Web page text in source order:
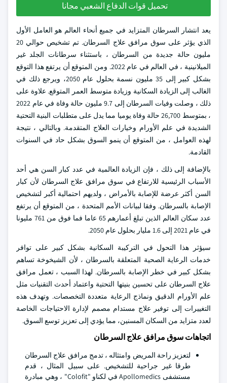
تحميل قوات الدفاع الشعبي مجانا
يعد انتشار السرطان المتزايد في جميع أنحاء العالم هو العامل الأول
الذي يؤثر على سوق مرافق علاج السرطان. تم تشخيص حوالي 20
مليون حالة جديدة من السرطان ، باستثناء سرطانات الجلد غير
الميلانينية ، في العالم في عام 2022. ومن المتوقع أن يرتفع هذا التوقع
بشكل كبير إلى 35 مليون نسمة بحلول عام 2050، ويرجع ذلك في
الغالب إلى الزيادة السكانية وزيادة متوسط العمر المتوقع. علاوة على
ذلك ، وصلت وفيات السرطان إلى 9.7 مليون حالة وفاة في عام 2022
، بمتوسط 26,700 حالة وفاة يوميا مما يدل على متطلبات البنية التحتية
الشديدة في علم الأورام وخيارات العلاج المتقدمة. وبالتالي ، نتيجة
لهذه العوامل ، من المتوقع أن ينمو السوق بشكل حاد في السنوات
القادمة.
بالإضافة إلى ذلك ، فإن الزيادة العالمية في عدد كبار السن هي أحد
الأسباب الرئيسية للارتفاع في سوق مرافق علاج السرطان لأن كبار
السن أكثر عرضة للإصابة بالأمراض ، ولديهم احتمالية أكبر لتشخيص
الإصابة بالسرطان. وفقا لبيانات الأمم المتحدة ، من المتوقع أن يرتفع
عدد سكان العالم الذين تبلغ أعمارهم 65 عاما فما فوق من 761 مليونا
في عام 2021 إلى 1.6 مليار بحلول عام 2050.
سيؤثر هذا التحول في التركيبة السكانية بشكل كبير على توافر
خدمات الرعاية الصحية المتعلقة بالسرطان ، لأن الشيخوخة تساهم
بشكل كبير في خطر الإصابة بالسرطان. لهذا السبب ، تعمل مرافق
علاج السرطان على تحسين بنيتها التحتية واعتماد أحدث التقنيات مثل
علم الأورام الدقيق ونماذج الرعاية متعددة التخصصات. وتهدف هذه
التغييرات إلى توفير علاج مستدام مصمم لإدارة الاحتياجات الخاصة
لعدد متزايد من السكان المسنين، مما يؤدي إلى تعزيز توسع السوق.
اتجاهات سوق مرافق علاج السرطان
لتعزيز راحة المريض وامتثاله ، تدمج مرافق علاج السرطان
طرقا غير جراحية للتشخيص. على سبيل المثال ، قدم
مستشفى Apollomedics في لكناو "Colofit" ، وهي مبادرة